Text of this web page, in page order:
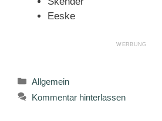
Eeske
Kategorien
Allgemein
Kommentar hinterlassen